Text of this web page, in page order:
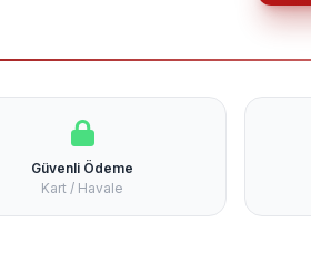
Güvenli Ödeme
Kart / Havale